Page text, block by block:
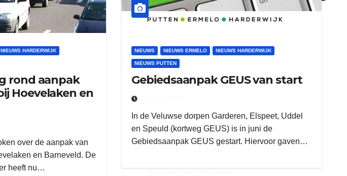
gijs zwart interieurbouw
NIEUWS HARDERWIJK
rond aanpak
Hoevelaken en
over de aanpak van
en Barneveld. De
heeft nu…
NIEUWS NIEUWS ERMELO NIEUWS HARDERWIJK
NIEUWS PUTTEN
Gebiedsaanpak GEUS van start
In de Veluwse dorpen Garderen, Elspeet, Uddel
en Speuld (kortweg GEUS) is in juni de
Gebiedsaanpak GEUS gestart. Hiervoor gaven…